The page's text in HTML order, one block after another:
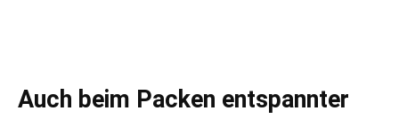
Auch beim Packen entspannter